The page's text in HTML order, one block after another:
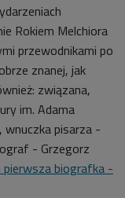
Rokiem Melchiora
przewodnikami po
znanej, jak
związana,
im. Adama
wnuczka pisarza -
- Grzegorz
biografka -